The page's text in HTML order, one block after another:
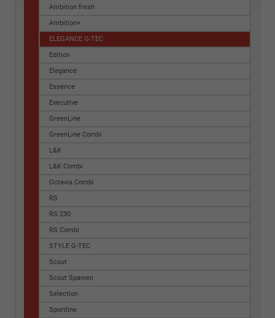
Ambition fresh
Ambition+
ELEGANCE G-TEC
Edition
Elegance
Essence
Executive
GreenLine
GreenLine Combi
L&K
L&K Combi
Octavia Combi
RS
RS 230
RS Combi
STYLE G-TEC
Scout
Scout Spanien
Selection
Sportline